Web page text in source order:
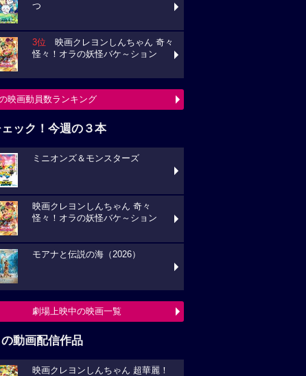
つ
3位 映画クレヨンしんちゃん 奇々
怪々！オラの妖怪バケ～ション
映画動員数ランキング
ック！今週の３本
ミニオンズ＆モンスターズ
映画クレヨンしんちゃん 奇々
怪々！オラの妖怪バケ～ション
モアナと伝説の海（2026）
劇場上映中の映画一覧
動画配信作品
映画クレヨンしんちゃん 超華麗！